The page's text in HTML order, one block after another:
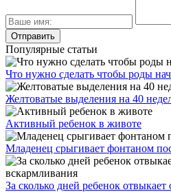
Популярные статьи
Что нужно сделать чтобы роды
Желтоватые выделения на 40
Активный ребенок в животе
Младенец срыгивает фонтаном
За сколько дней ребенок